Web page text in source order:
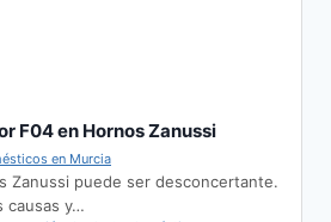
F04 en Hornos Zanussi
en Murcia
Zanussi puede ser desconcertante.
causas y…